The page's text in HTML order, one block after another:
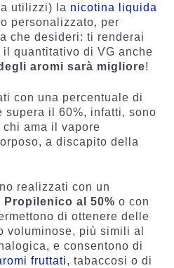
utilizzi) la nicotina liquida
personalizzato, per
che desideri: ti renderai
quantitativo di VG anche
aromi sarà migliore!
con una percentuale di
supera il 60%, infatti, sono
ama il vapore
a discapito della
realizzati con un
Propilenico al 50% o con
di ottenere delle
voluminose, più simili al
e consentono di
fruttati, tabaccosi o di